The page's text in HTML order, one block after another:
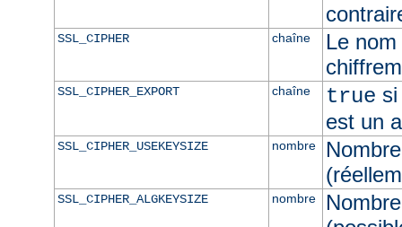
SSL_CIPHER chaîne
Le
SSL_CIPHER_EXPORT chaîne true
est un
SSL_CIPHER_USEKEYSIZE nombre
SSL_CIPHER_ALGKEYSIZE nombre